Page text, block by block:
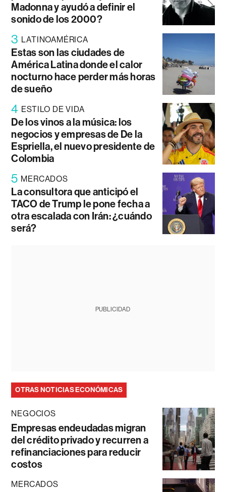
Madonna y ayudó a definir el
sonido de los 2000?
3 LATINOAMÉRICA
Estas son las ciudades de
América Latina donde el calor
nocturno hace perder más horas
de sueño
4 ESTILO DE VIDA
De los vinos a la música: los
negocios y empresas de De la
Espriella, el nuevo presidente de
Colombia
5 MERCADOS
La consultora que anticipó el
TACO de Trump le pone fecha a
otra escalada con Irán: ¿cuándo
será?
PUBLICIDAD
OTRAS NOTICIAS ECONÓMICAS
NEGOCIOS
Empresas endeudadas migran
del crédito privado y recurren a
refinanciaciones para reducir
costos
MERCADOS